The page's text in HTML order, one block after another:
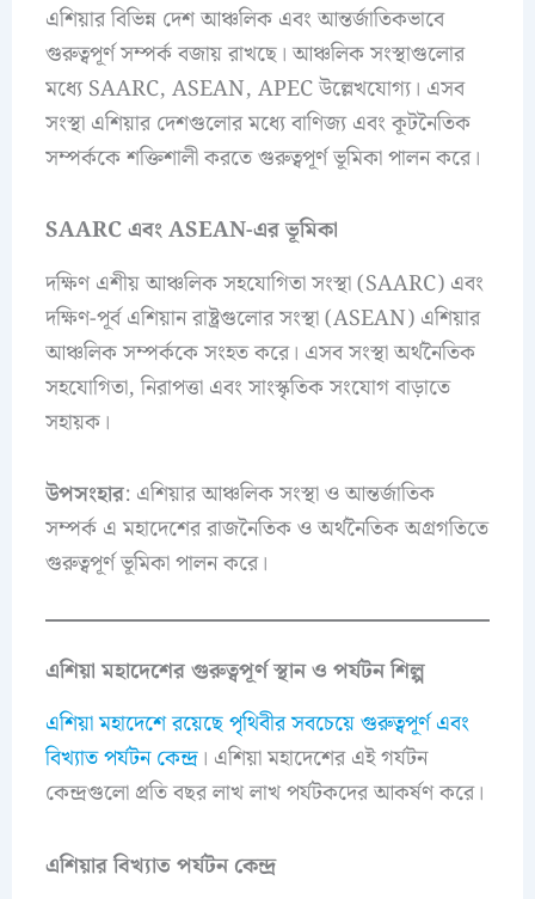
এশিয়ার বিভিন্ন দেশ আঞ্চলিক এবং আন্তর্জাতিকভাবে
গুরুত্বপূর্ণ সম্পর্ক বজায় রাখছে। আঞ্চলিক সংস্থাগুলোর
মধ্যে SAARC, ASEAN, APEC উল্লেখযোগ্য। এসব
সংস্থা এশিয়ার দেশগুলোর মধ্যে বাণিজ্য এবং কূটনৈতিক
সম্পর্ককে শক্তিশালী করতে গুরুত্বপূর্ণ ভূমিকা পালন করে।
SAARC এবং ASEAN-এর ভূমিকা
দক্ষিণ এশীয় আঞ্চলিক সহযোগিতা সংস্থা (SAARC) এবং
দক্ষিণ-পূর্ব এশিয়ান রাষ্ট্রগুলোর সংস্থা (ASEAN) এশিয়ার
আঞ্চলিক সম্পর্ককে সংহত করে। এসব সংস্থা অর্থনৈতিক
সহযোগিতা, নিরাপত্তা এবং সাংস্কৃতিক সংযোগ বাড়াতে
সহায়ক।
উপসংহার: এশিয়ার আঞ্চলিক সংস্থা ও আন্তর্জাতিক
সম্পর্ক এ মহাদেশের রাজনৈতিক ও অর্থনৈতিক অগ্রগতিতে
গুরুত্বপূর্ণ ভূমিকা পালন করে।
এশিয়া মহাদেশের গুরুত্বপূর্ণ স্থান ও পর্যটন শিল্প
এশিয়া মহাদেশে রয়েছে পৃথিবীর সবচেয়ে গুরুত্বপূর্ণ এবং
বিখ্যাত পর্যটন কেন্দ্র। এশিয়া মহাদেশের এই গর্যটন
কেন্দ্রগুলো প্রতি বছর লাখ লাখ পর্যটকদের আকর্ষণ করে।
এশিয়ার বিখ্যাত পর্যটন কেন্দ্র